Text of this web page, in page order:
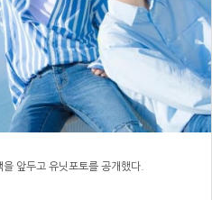
앞두고 유닛포토를 공개했다.